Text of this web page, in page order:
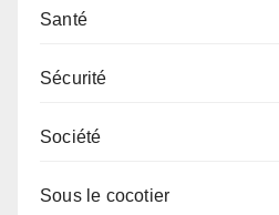
Santé
Sécurité
Société
Sous le cocotier